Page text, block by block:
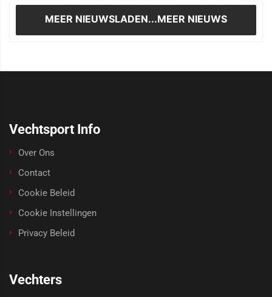
MEER NIEUWSLADEN...MEER NIEUWS
Vechtsport Info
Over Ons
Contact
Cookie Beleid
Cookie Instellingen
Privacy Beleid
Vechters